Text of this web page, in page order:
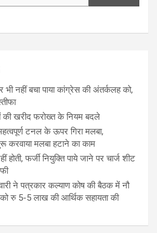
भी नहीं बचा पाया कांग्रेस की अंतर्कलह को,
की खरीद फरोख्त के नियम बदले
टनल के ऊपर गिरा मलबा,
करवाया मलबा हटाने का काम
होती, फर्जी नियुक्ति पाये जाने पर चार्ज शीट
ने पत्रकार कल्याण कोष की बैठक में नौ
रु 5-5 लाख की आर्थिक सहायता की